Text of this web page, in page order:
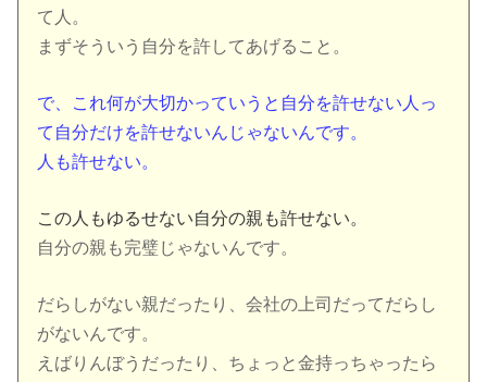
て人。
まずそういう自分を許してあげること。
で、これ何が大切かっていうと自分を許せない人っ
て自分だけを許せないんじゃないんです。
人も許せない。
この人もゆるせない自分の親も許せない。
自分の親も完璧じゃないんです。
だらしがない親だったり、会社の上司だってだらし
がないんです。
えばりんぼうだったり、ちょっと金持っちゃったら